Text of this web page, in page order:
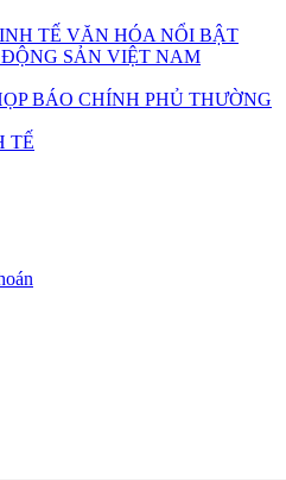
TẾ VĂN HÓA NỔI BẬT
SẢN VIỆT NAM
BÁO CHÍNH PHỦ THƯỜNG
TẾ